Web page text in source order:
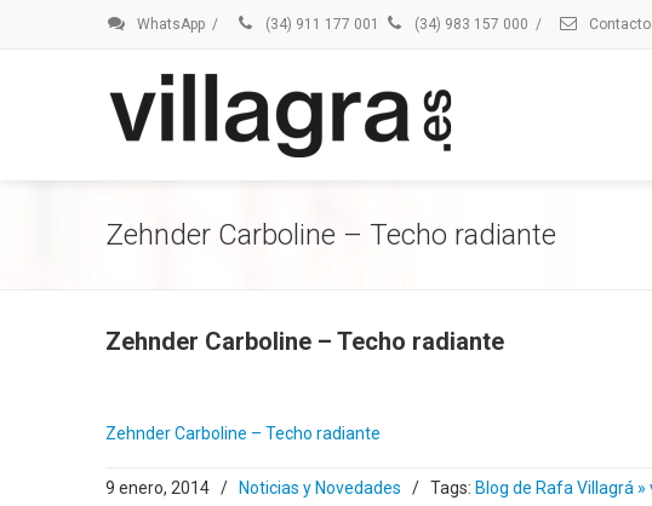
WhatsApp / (34) 911 177 001 (34) 983 157 000 / Contacto
Zehnder Carboline – Techo radiante
Zehnder Carboline – Techo radiante
Zehnder Carboline – Techo radiante
9 enero, 2014 / Noticias y Novedades / Tags: Blog de Rafa Villagrá